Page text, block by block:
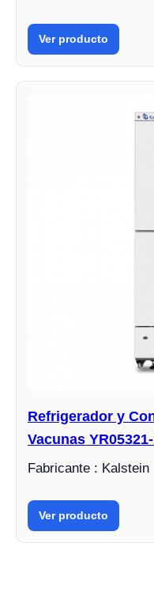
Ver producto
Refrigerador y
Vacunas
Fabricante : Kalstein
Ver producto